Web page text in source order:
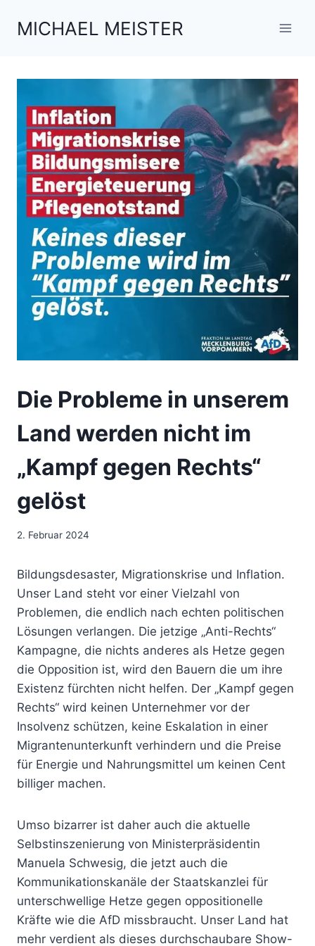
InhaltMICHAEL MEISTER
Die Probleme in unserem
Land werden nicht im
„Kampf gegen Rechts“
gelöst
2. Februar 2024
Bildungsdesaster, Migrationskrise und Inflation.
Unser Land steht vor einer Vielzahl von
Problemen, die endlich nach echten politischen
Lösungen verlangen. Die jetzige „Anti-Rechts“
Kampagne, die nichts anderes als Hetze gegen
die Opposition ist, wird den Bauern die um ihre
Existenz fürchten nicht helfen. Der „Kampf gegen
Rechts“ wird keinen Unternehmer vor der
Insolvenz schützen, keine Eskalation in einer
Migrantenunterkunft verhindern und die Preise
für Energie und Nahrungsmittel um keinen Cent
billiger machen.
Umso bizarrer ist daher auch die aktuelle
Selbstinszenierung von Ministerpräsidentin
Manuela Schwesig, die jetzt auch die
Kommunikationskanäle der Staatskanzlei für
unterschwellige Hetze gegen oppositionelle
Kräfte wie die AfD missbraucht. Unser Land hat
mehr verdient als dieses durchschaubare Show-